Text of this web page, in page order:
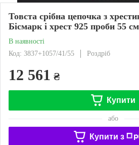
Товста срібна цепочка з
Бісмарк і хрест 925 проби 55 см
В наявності
Код: 3837+1057/41/55
Роздріб
12 561 ₴
Купити
або
Купити з